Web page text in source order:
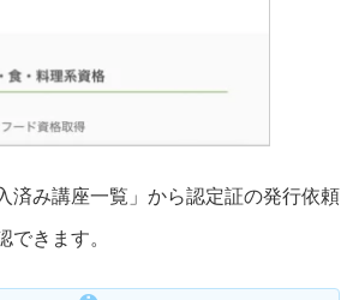
済み講座一覧」から認定証の発行依頼
できます。